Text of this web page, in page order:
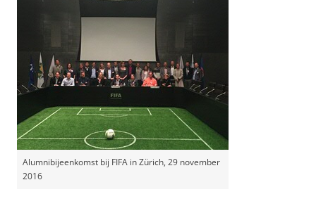
Alumnibijeenkomst bij FIFA in Zürich, 29 november
2016